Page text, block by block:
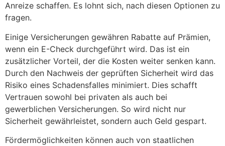
Anreize schaffen. Es lohnt sich, nach diesen Optionen zu
fragen.
Einige Versicherungen gewähren Rabatte auf Prämien,
wenn ein E-Check durchgeführt wird. Das ist ein
zusätzlicher Vorteil, der die Kosten weiter senken kann.
Durch den Nachweis der geprüften Sicherheit wird das
Risiko eines Schadensfalles minimiert. Dies schafft
Vertrauen sowohl bei privaten als auch bei
gewerblichen Versicherungen. So wird nicht nur
Sicherheit gewährleistet, sondern auch Geld gespart.
Fördermöglichkeiten können auch von staatlichen